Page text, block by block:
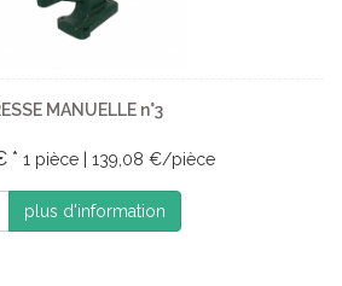
MANUELLE n°3
* 1 pièce | 139,08 €/pièce
plus d'information